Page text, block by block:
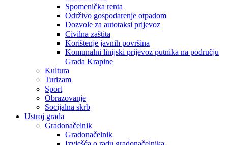
Spomenička renta
Održivo gospodarenje otpadom
Dozvole za autotaksi prijevoz
Civilna zaštita
Korištenje javnih površina
Komunalni linijski prijevoz putnika na području
Grada Krapine
Kultura
Turizam
Sport
Obrazovanje
Socijalna skrb
Ustroj grada
Gradonačelnik
Gradonačelnik